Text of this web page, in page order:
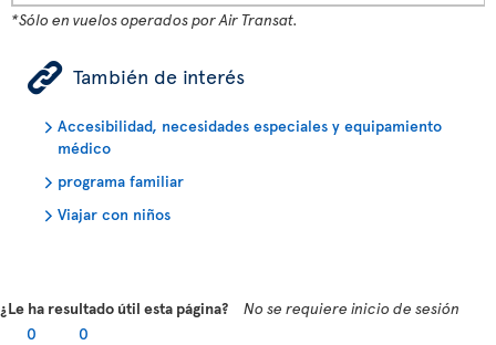
*Sólo en vuelos operados por Air Transat.
ÿ También de interés
Accesibilidad, necesidades especiales y equipamiento
médico
programa familiar
Viajar con niños
¿Le ha resultado útil esta página?
No se requiere inicio de sesión
0
0